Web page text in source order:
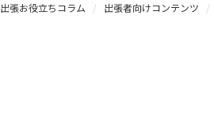
出張お役立ちコラム 出張者向けコンテンツ